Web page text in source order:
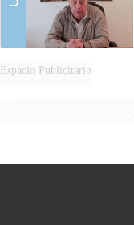
Espacio Publicitario